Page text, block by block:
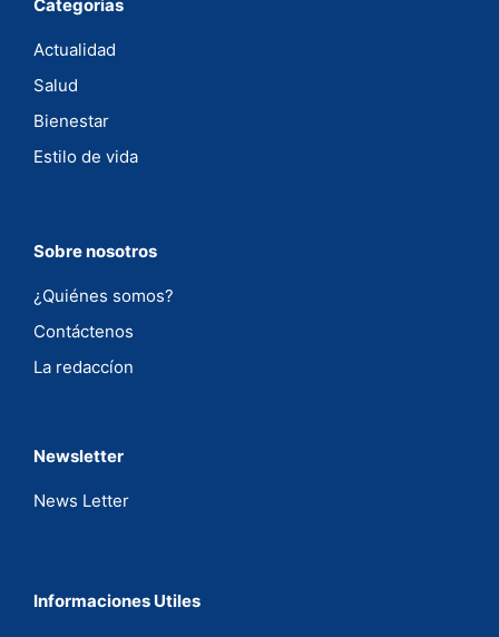
Categorias
Actualidad
Salud
Bienestar
Estilo de vida
Sobre nosotros
¿Quiénes somos?
Contáctenos
La redaccíon
Newsletter
News Letter
Informaciones Utiles